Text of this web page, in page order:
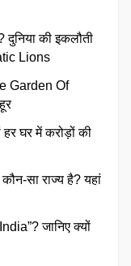
दुनिया की इकलौती
Lions
Garden Of
घर में करोड़ों की
सा राज्य है? यहां
जानिए क्यों